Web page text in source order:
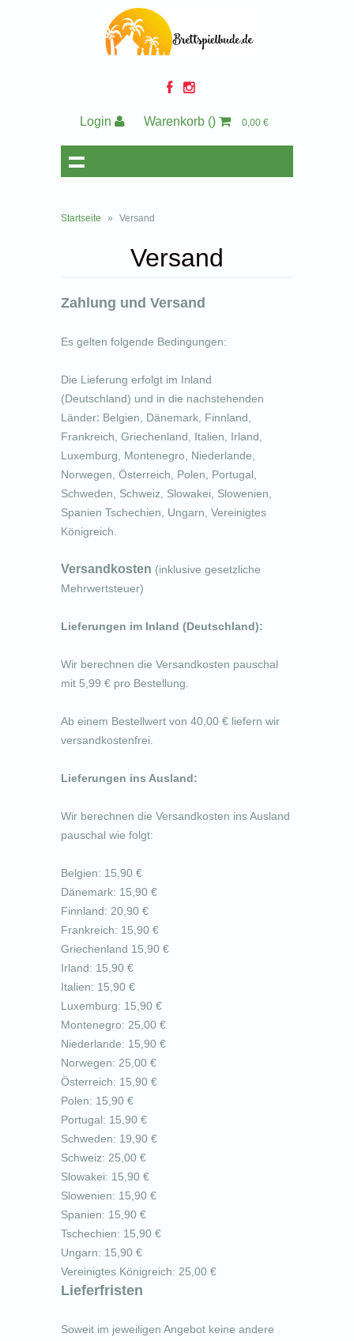
Login Warenkorb () 0,00 €
Startseite » Versand
Versand
Zahlung und Versand
Es gelten folgende Bedingungen:
Die Lieferung erfolgt im Inland
(Deutschland) und in die nachstehenden
Länder: Belgien, Dänemark, Finnland,
Frankreich, Griechenland, Italien, Irland,
Luxemburg, Montenegro, Niederlande,
Norwegen, Österreich, Polen, Portugal,
Schweden, Schweiz, Slowakei, Slowenien,
Spanien Tschechien, Ungarn, Vereinigtes
Königreich
Versandkosten (inklusive gesetzliche
Mehrwertsteuer)
Lieferungen im Inland (Deutschland):
Wir berechnen die Versandkosten pauschal
mit 5,99 € pro Bestellung.
Ab einem Bestellwert von 40,00 € liefern wir
versandkostenfrei.
Lieferungen ins Ausland:
Wir berechnen die Versandkosten ins Ausland
pauschal wie folgt:
Belgien: 15,90 €
Dänemark: 15,90 €
Finnland: 20,90 €
Frankreich: 15,90 €
Griechenland 15,90 €
Irland: 15,90 €
Italien: 15,90 €
Luxemburg: 15,90 €
Montenegro: 25,00 €
Niederlande: 15,90 €
Norwegen: 25,00 €
Österreich: 15,90 €
Polen: 15,90 €
Portugal: 15,90 €
Schweden: 19,90 €
Schweiz: 25,00 €
Slowakei: 15,90 €
Slowenien: 15,90 €
Spanien: 15,90 €
Tschechien: 15,90 €
Ungarn: 15,90 €
Vereinigtes Königreich: 25,00 €
Lieferfristen
Soweit im jeweiligen Angebot keine andere